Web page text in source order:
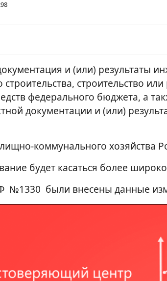
и (или) результаты
строительство
федерального бюджета, а
документации и (или)
коммунального хозяйства
будет касаться более
№1330 были внесены данные